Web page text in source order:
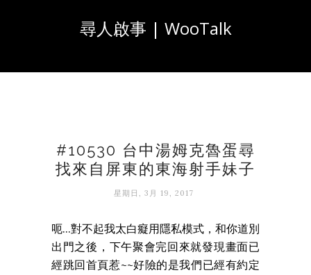
尋人啟事 | WooTalk
#10530 台中湯姆克魯蛋尋
找來自屏東的東海射手妹子
星期日, 3月 19, 2017
呃...對不起我太白癡用隱私模式，和你道別
出門之後，下午聚會完回來就發現畫面已
經跳回首頁惹~~好險的是我們已經有約定